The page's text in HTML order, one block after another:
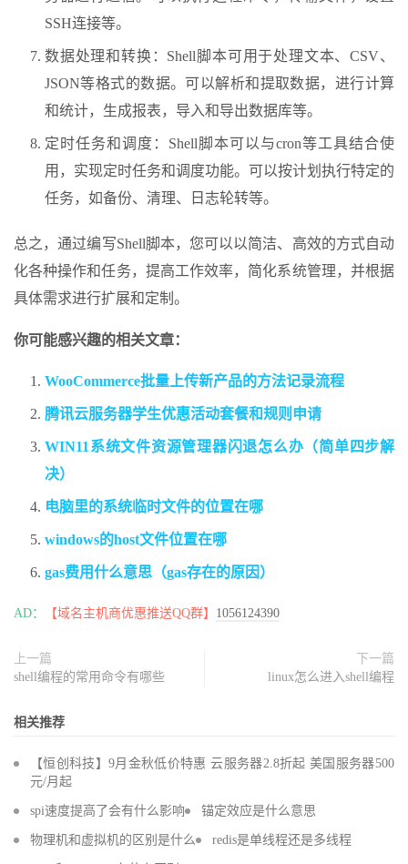
SSH连接等。
数据处理和转换：Shell脚本可用于处理文本、CSV、
JSON等格式的数据。可以解析和提取数据，进行计算
和统计，生成报表，导入和导出数据库等。
定时任务和调度：Shell脚本可以与cron等工具结合使
用，实现定时任务和调度功能。可以按计划执行特定的
任务，如备份、清理、日志轮转等。
总之，通过编写Shell脚本，您可以以简洁、高效的方式自动
化各种操作和任务，提高工作效率，简化系统管理，并根据
具体需求进行扩展和定制。
你可能感兴趣的相关文章：
WooCommerce批量上传新产品的方法记录流程
腾讯云服务器学生优惠活动套餐和规则申请
WIN11系统文件资源管理器闪退怎么办（简单四步解
决）
电脑里的系统临时文件的位置在哪
windows的host文件位置在哪
gas费用什么意思（gas存在的原因）
AD： 【域名主机商优惠推送QQ群】 1056124390
上一篇
shell编程的常用命令有哪些
下一篇
linux怎么进入shell编程
相关推荐
【恒创科技】9月金秋低价特惠 云服务器2.8折起 美国服务器500
元/月起
spi速度提高了会有什么影响 锚定效应是什么意思
物理机和虚拟机的区别是什么 redis是单线程还是多线程